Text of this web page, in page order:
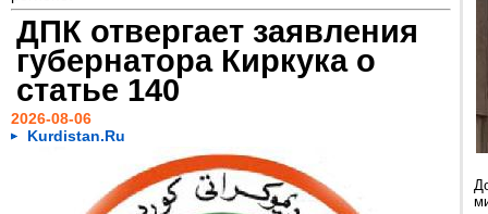
ДПК отвергает заявления
губернатора Киркука о
статье 140
2026-08-06
Kurdistan.Ru